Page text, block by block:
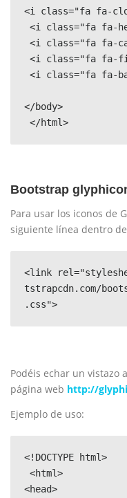
<i class="fa fa-
</body>
</html>
Bootstrap
Para usar los iconos de
siguiente línea dentro
<link
tstrapcdn.com/
.css">
Podéis echar un vistazo
página web http://
Ejemplo de uso:
<!DOCTYPE html>
<head>